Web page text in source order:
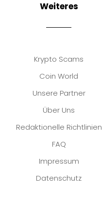
Weiteres
Krypto Scams
Coin World
Unsere Partner
Über Uns
Redaktionelle Richtlinien
FAQ
Impressum
Datenschutz